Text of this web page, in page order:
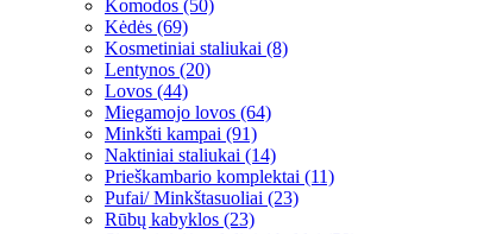
Komodos (50)
Kėdės (69)
Kosmetiniai staliukai (8)
Lentynos (20)
Lovos (44)
Miegamojo lovos (64)
Minkšti kampai (91)
Naktiniai staliukai (14)
Prieškambario komplektai (11)
Pufai/ Minkštasuoliai (23)
Rūbų kabyklos (23)